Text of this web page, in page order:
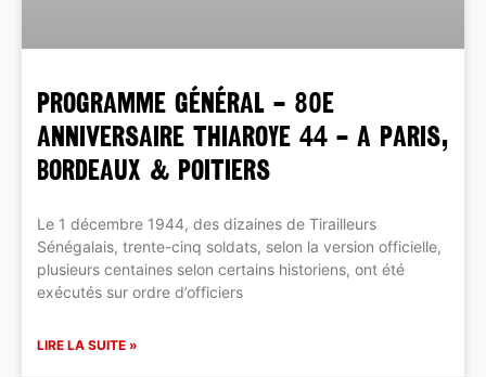
PROGRAMME GÉNÉRAL – 80e
ANNIVERSAIRE THIAROYE 44 – A PARIS,
BORDEAUX & POITIERS
Le 1 décembre 1944, des dizaines de Tirailleurs
Sénégalais, trente-cinq soldats, selon la version officielle,
plusieurs centaines selon certains historiens, ont été
exécutés sur ordre d’officiers
LIRE LA SUITE »